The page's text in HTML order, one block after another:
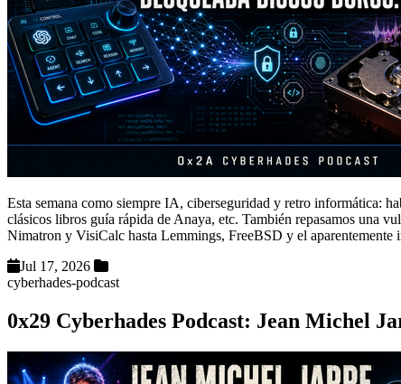
Esta semana como siempre IA, ciberseguridad y retro informática:
clásicos libros guía rápida de Anaya, etc. También repasamos una
Nimatron y VisiCalc hasta Lemmings, FreeBSD y el
Jul 17, 2026
cyberhades-podcast
0x29 Cyberhades Podcast: Jean Michel